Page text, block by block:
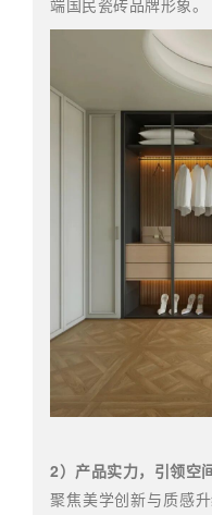
端国民瓷砖品牌形象。
2）产品实力，引领空
聚焦美学创新与质感